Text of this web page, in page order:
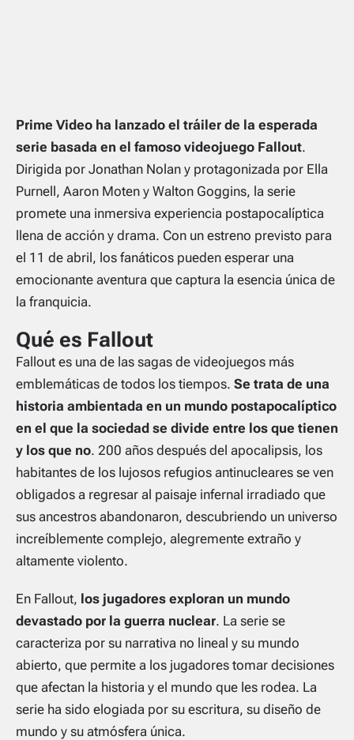
Prime Video ha lanzado el tráiler de la esperada
serie basada en el famoso videojuego Fallout.
Dirigida por Jonathan Nolan y protagonizada por Ella
Purnell, Aaron Moten y Walton Goggins, la serie
promete una inmersiva experiencia postapocalíptica
llena de acción y drama. Con un estreno previsto para
el 11 de abril, los fanáticos pueden esperar una
emocionante aventura que captura la esencia única de
la franquicia.
Qué es Fallout
Fallout es una de las sagas de videojuegos más
emblemáticas de todos los tiempos. Se trata de una
historia ambientada en un mundo postapocalíptico
en el que la sociedad se divide entre los que tienen
y los que no. 200 años después del apocalipsis, los
habitantes de los lujosos refugios antinucleares se ven
obligados a regresar al paisaje infernal irradiado que
sus ancestros abandonaron, descubriendo un universo
increíblemente complejo, alegremente extraño y
altamente violento.
En Fallout, los jugadores exploran un mundo
devastado por la guerra nuclear. La serie se
caracteriza por su narrativa no lineal y su mundo
abierto, que permite a los jugadores tomar decisiones
que afectan la historia y el mundo que les rodea. La
serie ha sido elogiada por su escritura, su diseño de
mundo y su atmósfera única.